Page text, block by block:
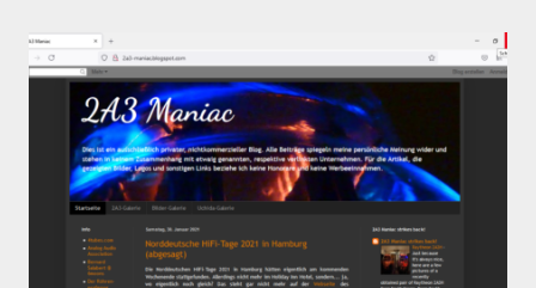
ÜBER
TOLLE
VINTAGE
GERÄTE…
UND
RÖHREN!